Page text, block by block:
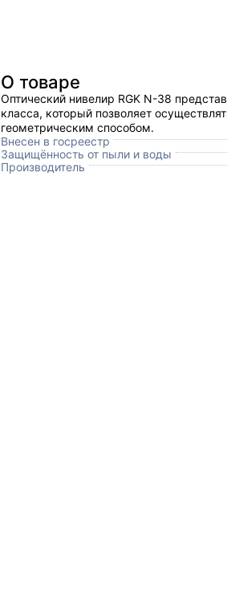
О товаре
Оптический нивелир RGK N-38
класса, который позволяет
геометрическим способом.
Внесен в госреестр
Защищённость от пыли и воды
Производитель